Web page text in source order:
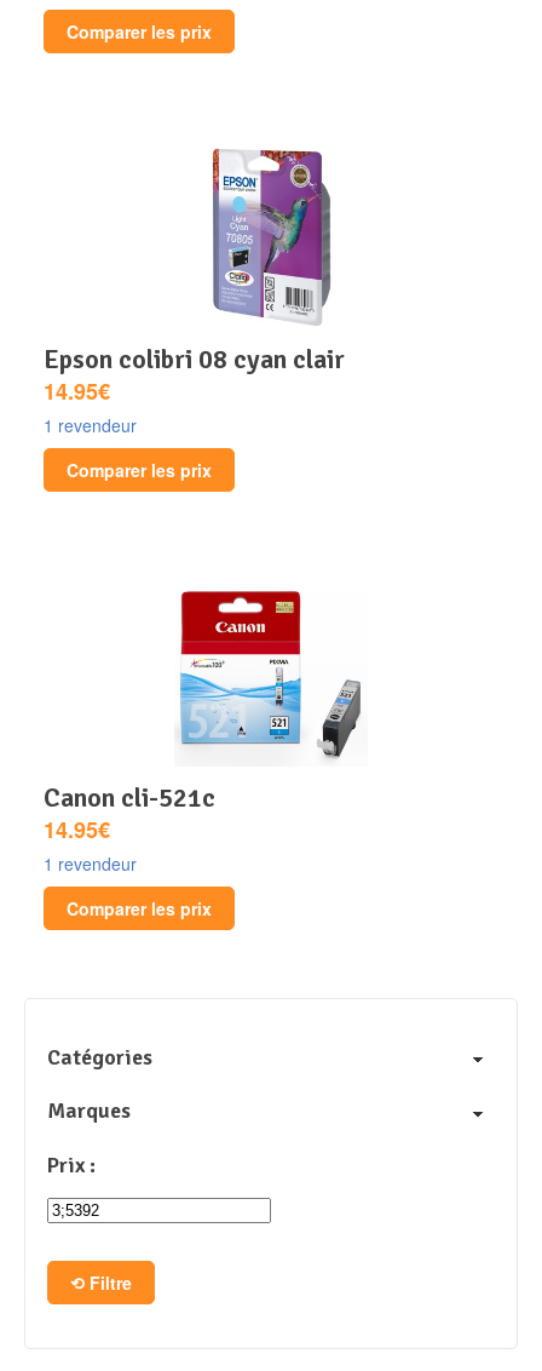
Comparer les prix
epson colibri 08 cyan clair
14.95€
1 revendeur
Comparer les prix
canon cli-521c
14.95€
1 revendeur
Comparer les prix
Catégories
Marques
Prix :
Filtre